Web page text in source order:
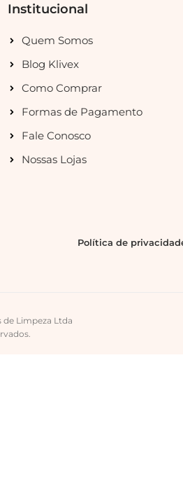
Institucional
Quem Somos
Blog Klivex
Como Comprar
Formas de Pagamento
Fale Conosco
Nossas Lojas
Política de
de Limpeza Ltda